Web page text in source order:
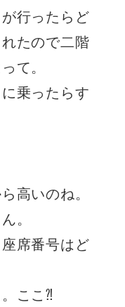
行ったらど
たので二階
て。
乗ったらす
高いのね。
。
席番号はど
ここ⁈